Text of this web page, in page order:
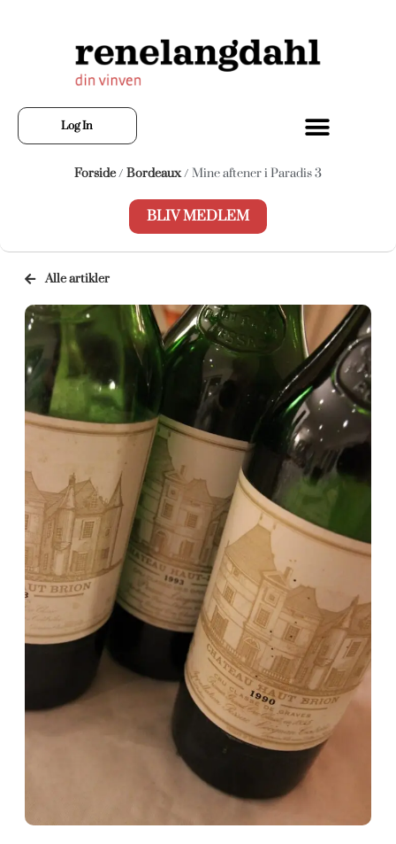
Log In
Forside/ Bordeaux/ Mine aftener i Paradis 3
BLIV MEDLEM
Alle artikler